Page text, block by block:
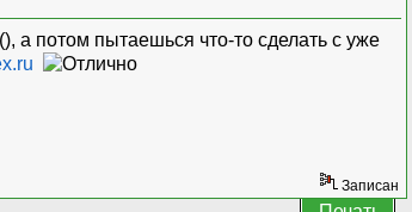
а потом пытаешься что-то сделать с уже
Записан